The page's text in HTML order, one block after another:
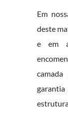
Em
deste
e em
garantia